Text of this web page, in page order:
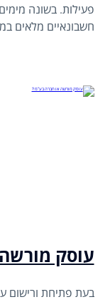
פעילות. בשונה
חשבונאיים מלאים
עוסק
בעת פתיחת ורישום